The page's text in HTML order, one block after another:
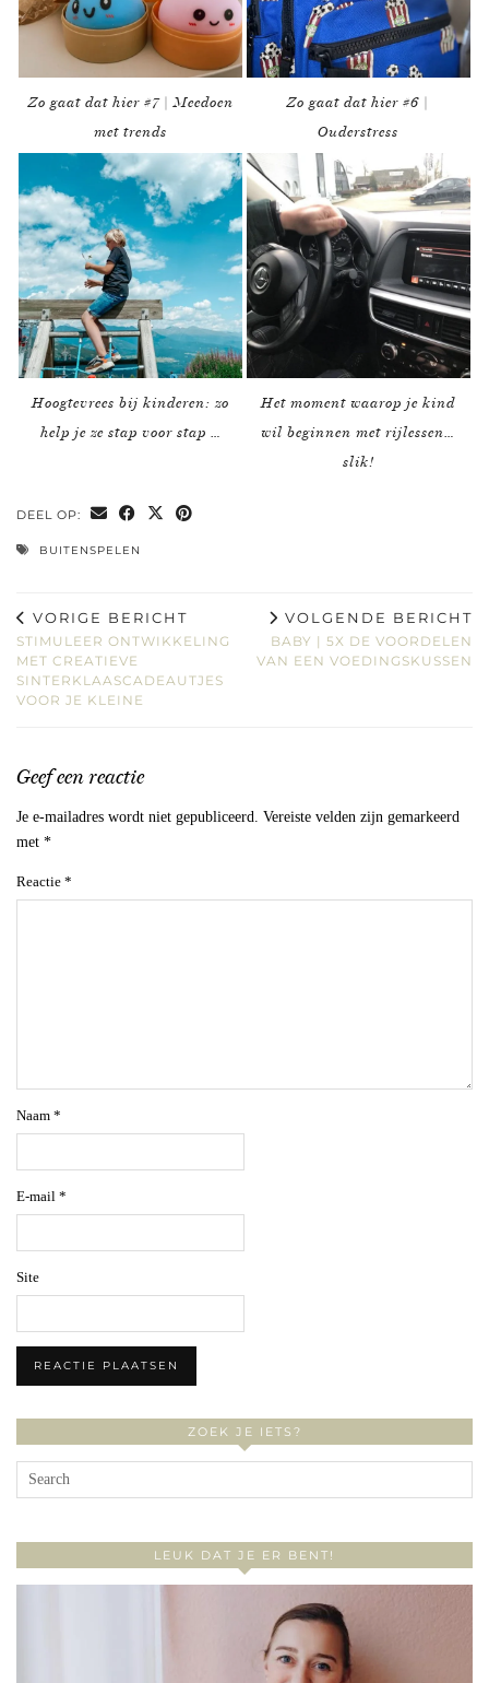
Zo gaat dat hier #7 | Meedoen
met trends
Zo gaat dat hier #6 |
Ouderstress
Hoogtevrees bij kinderen: zo
help je ze stap voor stap …
Het moment waarop je kind
wil beginnen met rijlessen…
slik!
DEEL OP:
BUITENSPELEN
VORIGE BERICHT
STIMULEER ONTWIKKELING
MET CREATIEVE
SINTERKLAASCADEAUTJES
VOOR JE KLEINE
VOLGENDE BERICHT
BABY | 5X DE VOORDELEN
VAN EEN VOEDINGSKUSSEN
Geef een reactie
Je e-mailadres wordt niet gepubliceerd. Vereiste velden zijn gemarkeerd
met *
Reactie *
Naam *
E-mail *
Site
ZOEK JE IETS?
LEUK DAT JE ER BENT!